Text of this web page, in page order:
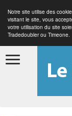
Notre site utilise des
visitant le site, vous
votre utilisation du site
Tradedoubler ou Timeone.